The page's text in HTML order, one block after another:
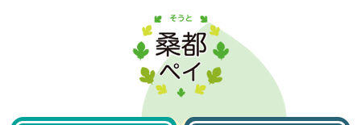
桑都ペイのチャージ開始について
ポイント付与のお知らせ